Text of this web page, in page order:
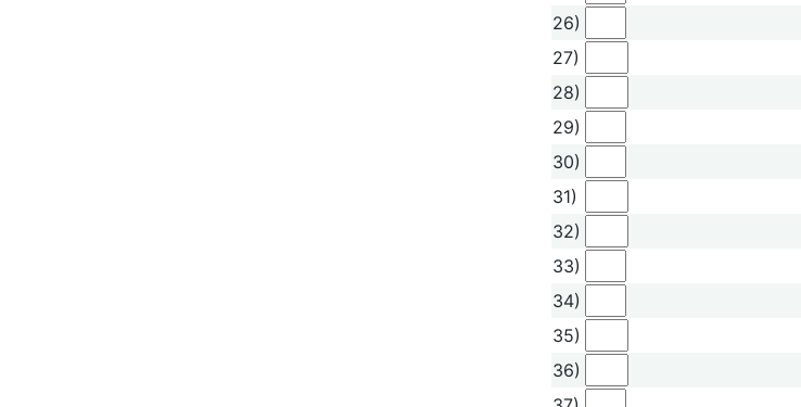
26)
27)
28)
29)
30)
31)
32)
33)
34)
35)
36)